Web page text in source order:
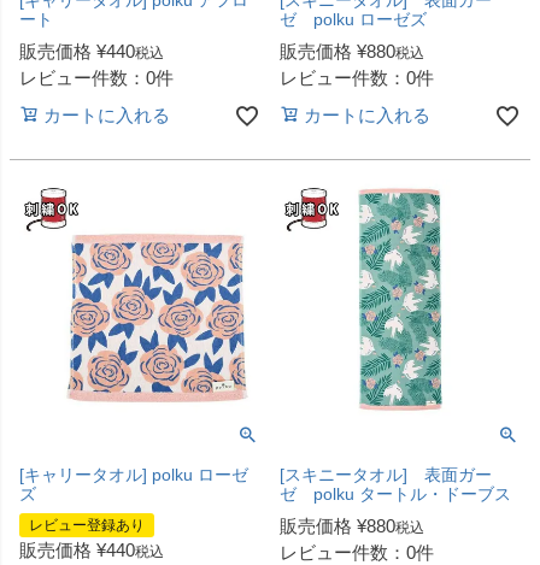
ート
販売価格 ¥440税込
レビュー件数：0件
カートに入れる
ゼ polku ローゼズ
販売価格 ¥880税込
レビュー件数：0件
カートに入れる
[キャリータオル] polku ローゼ
ズ
レビュー登録あり
販売価格 ¥440税込
[スキニータオル] 表面ガー
ゼ polku タートル・ドーブス
販売価格 ¥880税込
レビュー件数：0件